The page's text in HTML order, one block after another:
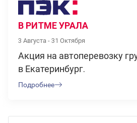
В РИТМЕ УРАЛА
3 Августа - 31 Октября
Акция на автоперевозку
в Екатеринбург.
Подробнее